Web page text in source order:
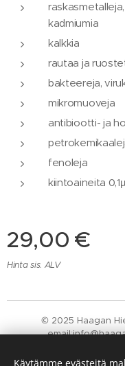
kadmiumia
kalkkia
rautaa ja
bakteereja,
mikromuoveja
antibiootti- ja
fenoleja
kiintoaineita
29,00 €
Hinta sis. ALV
© 2025 Haagan
Käytämme evästeitä